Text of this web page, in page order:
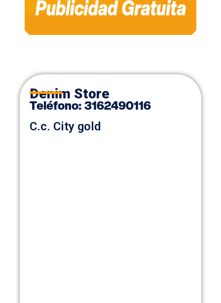
Denim Store
Teléfono: 3162490116
C.c. City gold